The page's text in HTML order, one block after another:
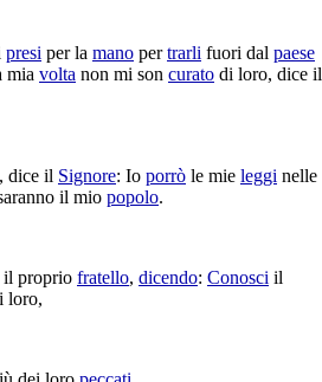
presi per la mano pertrarli fuori dal paese
mia volta non mi son curato di loro, dice il
, dice il Signore: Io porrò le mie leggi nelle
il mio popolo.
il proprio fratello, dicendo: Conosci il
loro,